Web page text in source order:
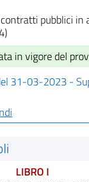
pubblici
in vigore del
31-03-2023 -
LIBRO I